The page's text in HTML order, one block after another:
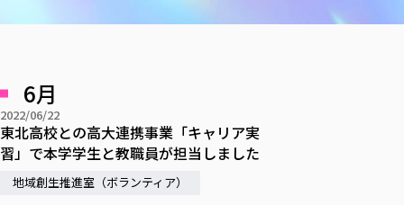
建学の精神・教育の理念
学長室の窓
教育方針
各種方針
大学の概要
大学の歩み
学生・教職員・卒業生数
学則
大学の取り組み
大学の取り組み
社会連携・研究
カリキュラム編成ガイドライン
情報公開
情報公開
学部・大学院TOP
総合福祉学部
社会福祉学科
福祉心理学科
福祉行政学科
共生まちづくり学部
共生まちづくり学部
共生まちづくり学科
教育学部
教育学部
入学試験 進路・就職 TOP
就職状況
課外活動
国際交流
配信対象
すべて
6月
2022/06/22
東北高校との高大連携事業「キャリア実
習」で本学学生と教職員が担当しました
地域創生推進室（ボランティア）